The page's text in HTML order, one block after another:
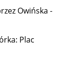
Owińska -
Plac